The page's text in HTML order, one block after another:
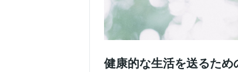
健康的な生活を送るため